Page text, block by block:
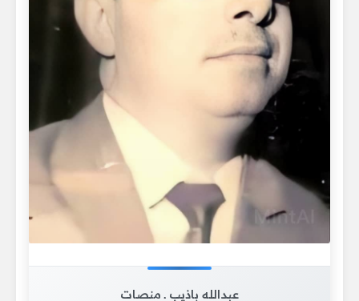
عبدالله باذيب ـ منصات